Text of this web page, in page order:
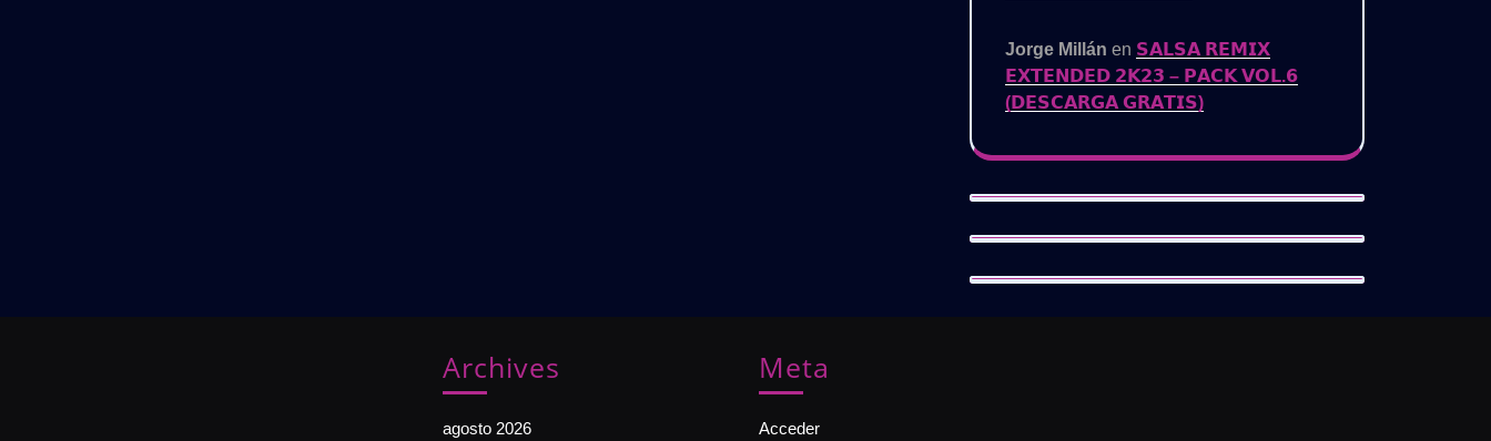
Jorge Millán en 𝗦𝗔𝗟𝗦𝗔 𝗥𝗘𝗠𝗜𝗫
𝗘𝗫𝗧𝗘𝗡𝗗𝗘𝗗 𝟮𝗞𝟮𝟯 – 𝗣𝗔𝗖𝗞 𝗩𝗢𝗟.𝟲
(𝗗𝗘𝗦𝗖𝗔𝗥𝗚𝗔 𝗚𝗥𝗔𝗧𝗜𝗦)
Archives
agosto 2026
Meta
Acceder